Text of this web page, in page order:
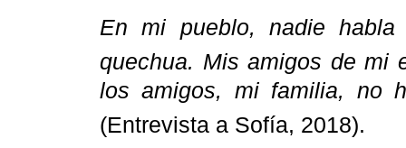
En mi pueblo, nadie
quechua. Mis amigos de mi
los amigos, mi familia, no
(Entrevista a Sofía, 2018).